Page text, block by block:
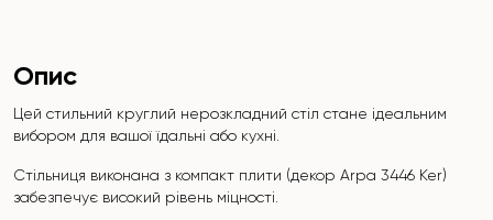
Опис
Цей стильний круглий нерозкладний стіл стане ідеальним
вибором для вашої їдальні або кухні.
Стільниця виконана з компакт плити (декор Arpa 3446 Ker)
забезпечує високий рівень міцності.